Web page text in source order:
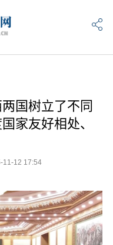
国树立了不同
家友好相处、
11-12 17:54